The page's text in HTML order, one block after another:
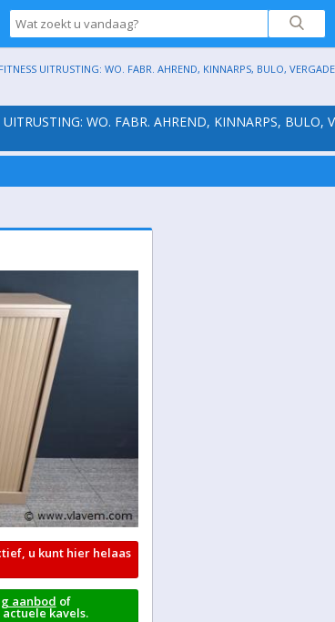
UITRUSTING: WO. FABR. AHREND, KINNARPS, BULO,
WO. FABR. AHREND, KINNARPS, BULO,
u kunt hier helaas
aanbod of
kavels.